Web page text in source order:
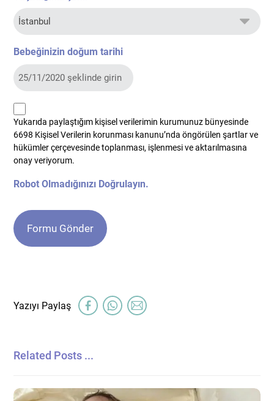
Bebeğinizin doğum tarihi
kvkk
*
Yukarıda paylaştığım kişisel verilerimin kurumunuz bünyesinde
6698 Kişisel Verilerin korunması kanunu’nda öngörülen şartlar ve
hükümler çerçevesinde toplanması, işlenmesi ve aktarılmasına
onay veriyorum.
Robot Olmadığınızı Doğrulayın.
Related Posts ...